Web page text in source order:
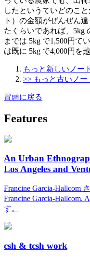
したというていどのこ
ト）の金額がぜんぜん
たくらいであれば、5kg
までは 5kg で1,500円て
は既に 5kg で4,000円を
もっと新しいノー
>> もっと古いノー
冒頭に戻る
Features
An Urban
Los Angeles and
Francine Garcia-Hallcom
Francine Garcia-Hallcom.
す。
csh & tcsh work